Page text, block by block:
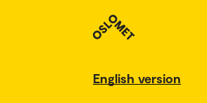
English version